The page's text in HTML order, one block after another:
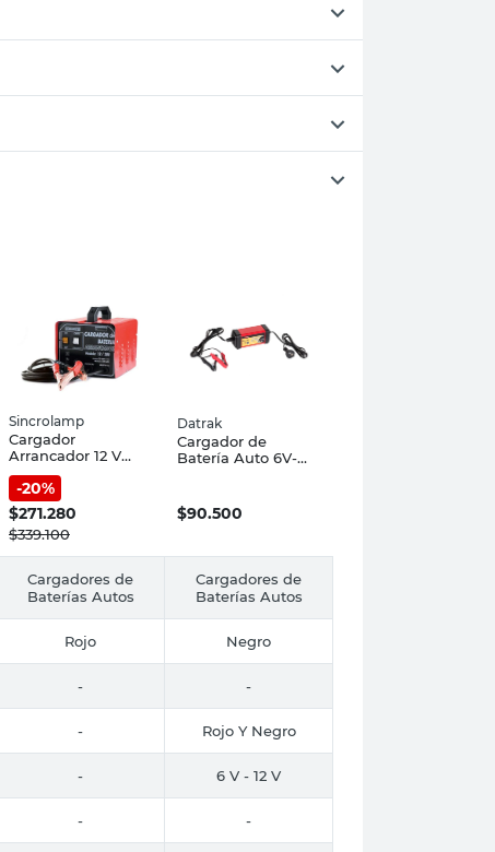
Sincrolamp
Cargador
Arrancador 12 V
200 A Sincrolamp
-20%
$271.280
$339.100
Datrak
Cargador de
Batería Auto 6V-
$90.500
Cargadores de
Baterías Autos
Cargadores de
Baterías Autos
Rojo Negro
- -
- Rojo Y Negro
- 6 V - 12 V
- -